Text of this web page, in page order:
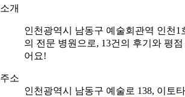
소개
인천광역시 남동구 예술회관역 인천1
의 전문 병원으로, 13건의 후기와 평
어요!
주소
인천광역시 남동구 예술로 138, 이토